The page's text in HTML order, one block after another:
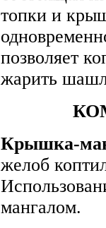
топки и
позволяет
жарить
Крышка-
желоб
мангалом.